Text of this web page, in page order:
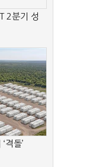
2분기 성
격돌’